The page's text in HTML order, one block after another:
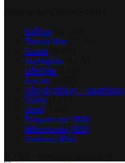
Κοζάνη
Τοπικά Νέα
Γενικά
Highlights
Lifestyle
Events
Οδηγός πόλης – Προτάσεις
Ζώδια
Παιδί
Στιγμιότυπα (858)
Αθλητισμός (833)
Γυναίκα (804)